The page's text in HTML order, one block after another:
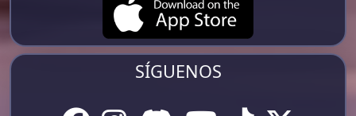
SÍGUENOS